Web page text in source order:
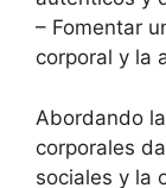
– Fomentar
corporal y la
Abordando
corporales
sociales y la